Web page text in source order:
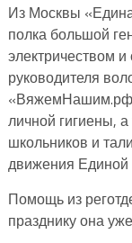
Из Москвы
полка большой
электричеством
руководителя
личной гигиены,
школьников и
движения Единой
Помощь из
празднику она